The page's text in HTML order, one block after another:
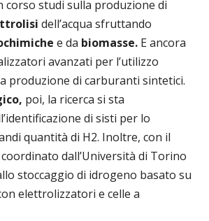
corso studi sulla produzione di
dell’acqua sfruttando
e da biomasse. E ancora
avanzati per l’utilizzo
produzione di carburanti sintetici.
poi, la ricerca si sta
di sisti per lo
quantità di H2. Inoltre, con il
dall’Università di Torino
stoccaggio di idrogeno basato su
elettrolizzatori e celle a